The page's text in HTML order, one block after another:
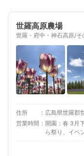
世羅高原農場
世羅・府中・神石高原/そ
住所
広島県世羅郡
営業時間
開園：春 3月
ら祭り、イベ
ント開催中